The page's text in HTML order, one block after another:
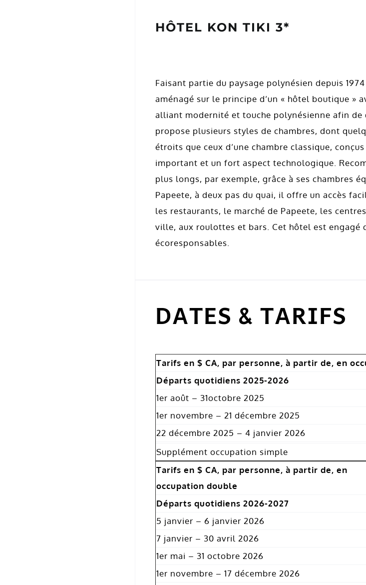
HÔTEL KON TIKI 3*
Faisant partie du paysage polynésien depuis
aménagé sur le principe d’un « hôtel boutique
alliant modernité et touche polynésienne afin
propose plusieurs styles de chambres, dont
étroits que ceux d’une chambre classique,
important et un fort aspect technologique.
plus longs, par exemple, grâce à ses chambres
Papeete, à deux pas du quai, il offre un accès
les restaurants, le marché de Papeete, les
ville, aux roulottes et bars. Cet hôtel est engagé
écoresponsables.
DATES & TARIFS
Tarifs en $ CA, par personne, à partir de, en
Départs quotidiens 2025-2026
1er août – 31octobre 2025
1er novembre – 21 décembre 2025
22 décembre 2025 – 4 janvier 2026
Supplément occupation simple
Tarifs en $ CA, par personne, à partir de, en
occupation double
Départs quotidiens 2026-2027
5 janvier – 6 janvier 2026
7 janvier – 30 avril 2026
1er mai – 31 octobre 2026
1er novembre – 17 décembre 2026